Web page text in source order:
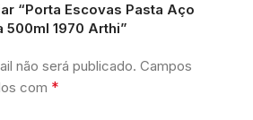
“Porta Escovas Pasta Aço
500ml 1970 Arthi”
não será publicado. Campos
com *